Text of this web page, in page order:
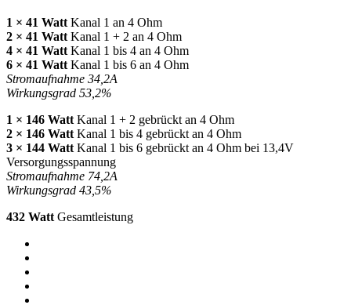
1 × 41 Watt Kanal 1 an 4 Ohm
2 × 41 Watt Kanal 1 + 2 an 4 Ohm
4 × 41 Watt Kanal 1 bis 4 an 4 Ohm
6 × 41 Watt Kanal 1 bis 6 an 4 Ohm
Stromaufnahme 34,2A
Wirkungsgrad 53,2%
1 × 146 Watt Kanal 1 + 2 gebrückt an 4 Ohm
2 × 146 Watt Kanal 1 bis 4 gebrückt an 4 Ohm
3 × 144 Watt Kanal 1 bis 6 gebrückt an 4 Ohm bei 13,4V
Versorgungsspannung
Stromaufnahme 74,2A
Wirkungsgrad 43,5%
432 Watt Gesamtleistung